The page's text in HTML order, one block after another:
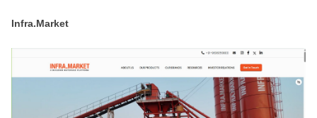
Infra.Market